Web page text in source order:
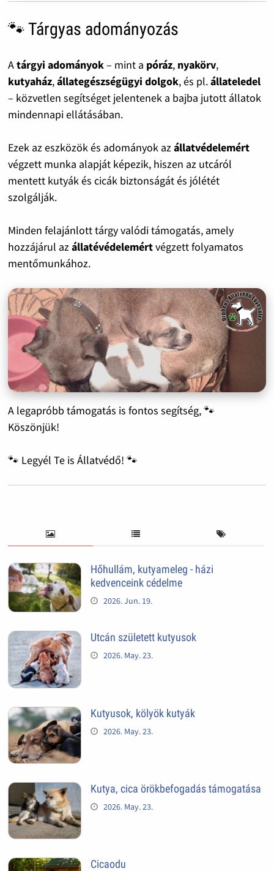
🐾 Tárgyas adományozás
Atárgyi adományok– mint a póráz, nyakörv,
kutyaház,állategészségügyi dolgok, és pl.állateledel
– közvetlen segítséget jelentenek a bajba jutott állatok
mindennapi ellátásában.
Ezek az eszközök és adományok azállatvédelemért
végzett munka alapját képezik, hiszen az utcáról
mentett kutyák és cicák biztonságát és jólétét
szolgálják.
Minden felajánlott tárgy valódi támogatás, amely
hozzájárul azállatévédelemértvégzett folyamatos
mentőmunkához.
A legapróbb támogatás is fontos segítség, 🐾
Köszönjük!
🐾 Legyél Te is Állatvédő! 🐾
Hőhullám, kutyameleg - házi
kedvenceink cédelme
2026. Jun. 19.
Utcán született kutyusok
2026. May. 23.
Kutyusok, kölyök kutyák
2026. May. 23.
Kutya, cica örökbefogadás támogatása
2026. May. 23.
Cicaodu